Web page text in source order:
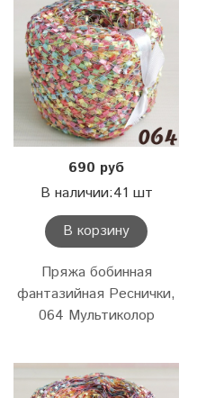
690 руб
В наличии:41 шт
В корзину
Пряжа бобинная
фантазийная Реснички,
064 Мультиколор